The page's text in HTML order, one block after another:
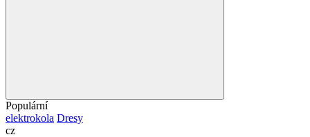
Populární
elektrokola Dresy
cz